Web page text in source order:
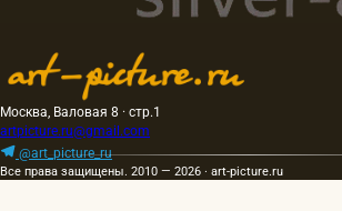
Москва, Валовая 8 · стр.1
artpicture.ru@gmail.com
@art_picture_ru
Все права защищены. 2010 — 2026 · art-picture.ru